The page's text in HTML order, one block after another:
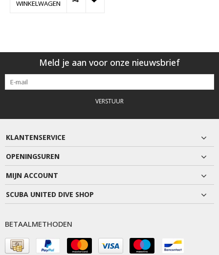
WINKELWAGEN
Meld je aan voor onze nieuwsbrief
VERSTUUR
KLANTENSERVICE
OPENINGSUREN
MIJN ACCOUNT
SCUBA UNITED DIVE SHOP
BETAALMETHODEN